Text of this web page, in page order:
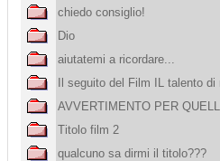
chiedo consiglio!
Dio
aiutatemi a ricordare...
Il seguito del Film IL talento
AVVERTIMENTO PER
Titolo film 2
qualcuno sa dirmi il titolo???